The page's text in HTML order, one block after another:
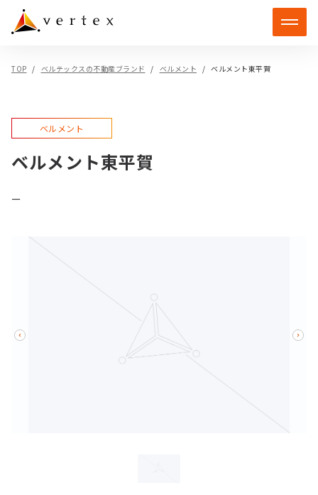
TOP ベルテックスの不動産ブランド ベルメント ベルメント東平賀
ベルメント
ベルメント東平賀
ー